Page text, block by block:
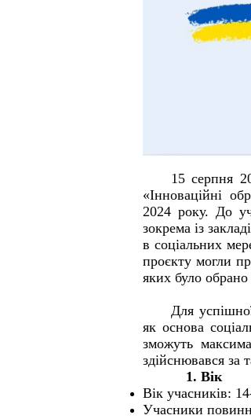
15 серпня
«Інноваційні
2024 року. До
зокрема із
в соціальних
проєкту могли
яких було обрано
Для
як основа
зможуть
здійснювався за
1. Вік
Вік учасників:
Учасники